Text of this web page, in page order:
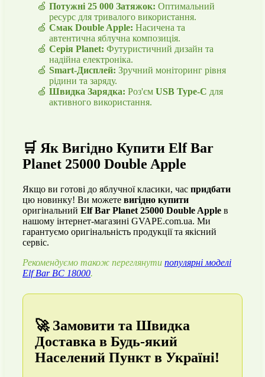
Потужні 25 000 Затяжок: Оптимальний
ресурс для тривалого використання.
Смак Double Apple: Насичена та
автентична яблучна композиція.
Серія Planet: Футуристичний дизайн та
надійна електроніка.
Smart-Дисплей: Зручний моніторинг рівня
рідини та заряду.
Швидка Зарядка: Роз'єм USB Type-C для
активного використання.
🛒 Як Вигідно Купити Elf Bar
Planet 25000 Double Apple
Якщо ви готові до яблучної класики, час придбати
цю новинку! Ви можете вигідно купити
оригінальний Elf Bar Planet 25000 Double Apple в
нашому інтернет-магазині GVAPE.com.ua. Ми
гарантуємо оригінальність продукції та якісний
сервіс.
Рекомендуємо також переглянути популярні моделі
Elf Bar BC 18000.
🚀 Замовити та Швидка
Доставка в Будь-який
Населений Пункт в Україні!